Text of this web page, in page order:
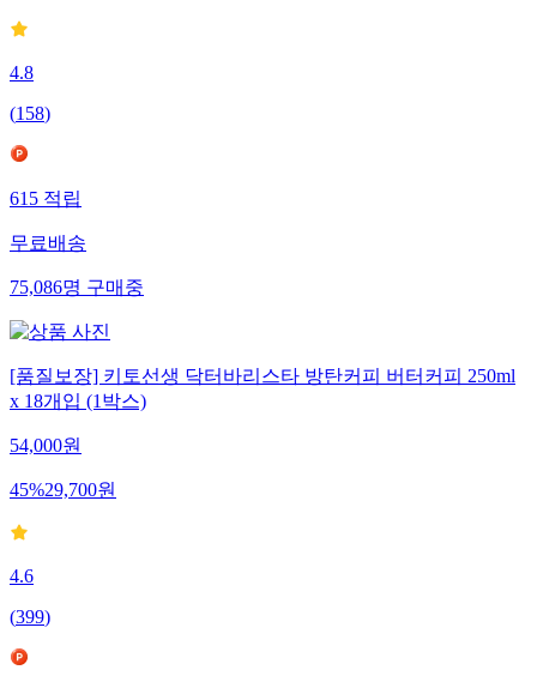
4.8
(158)
615 적립
무료배송
75,086명 구매중
[품질보장] 키토선생 닥터바리스타 방탄커피 버터커피 250ml
x 18개입 (1박스)
54,000원
45%29,700원
4.6
(399)